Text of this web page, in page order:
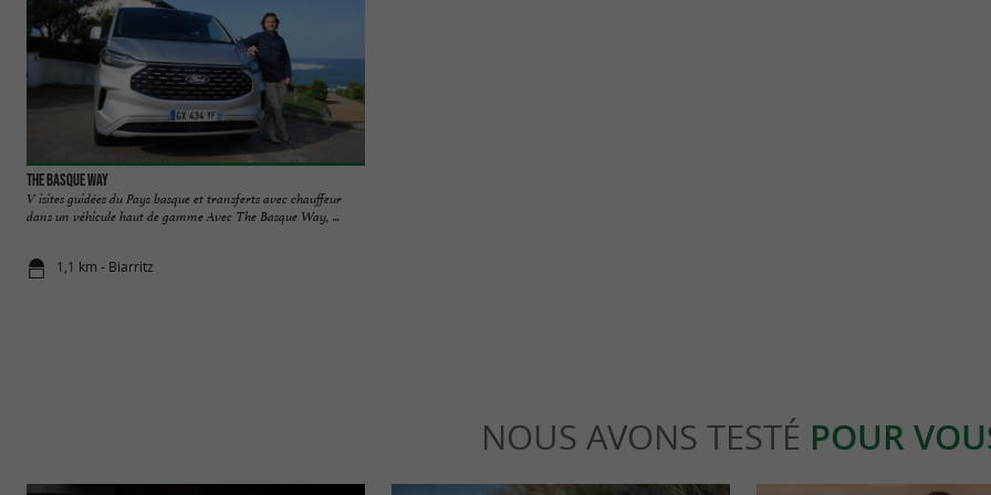
The Basque Way
V isites guidées du Pays basque et transferts avec chauffeur
dans un véhicule haut de gamme Avec The Basque Way, ...
1,1 km - Biarritz
NOUS AVONS TESTÉ POUR